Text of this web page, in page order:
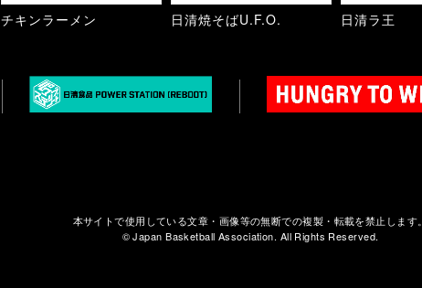
チキンラーメン 日清焼そばU.F.O. 日清ラ王
本サイトで使用している文章・画像等の無断での複製・転載を禁止します。
© Japan Basketball Association. All Rights Reserved.